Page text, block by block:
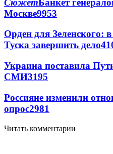
Москве9953
Орден для Зеленского:
Туска завершить дело
Украина поставила
СМИ3195
Россияне изменили
опрос2981
Читать комментарии